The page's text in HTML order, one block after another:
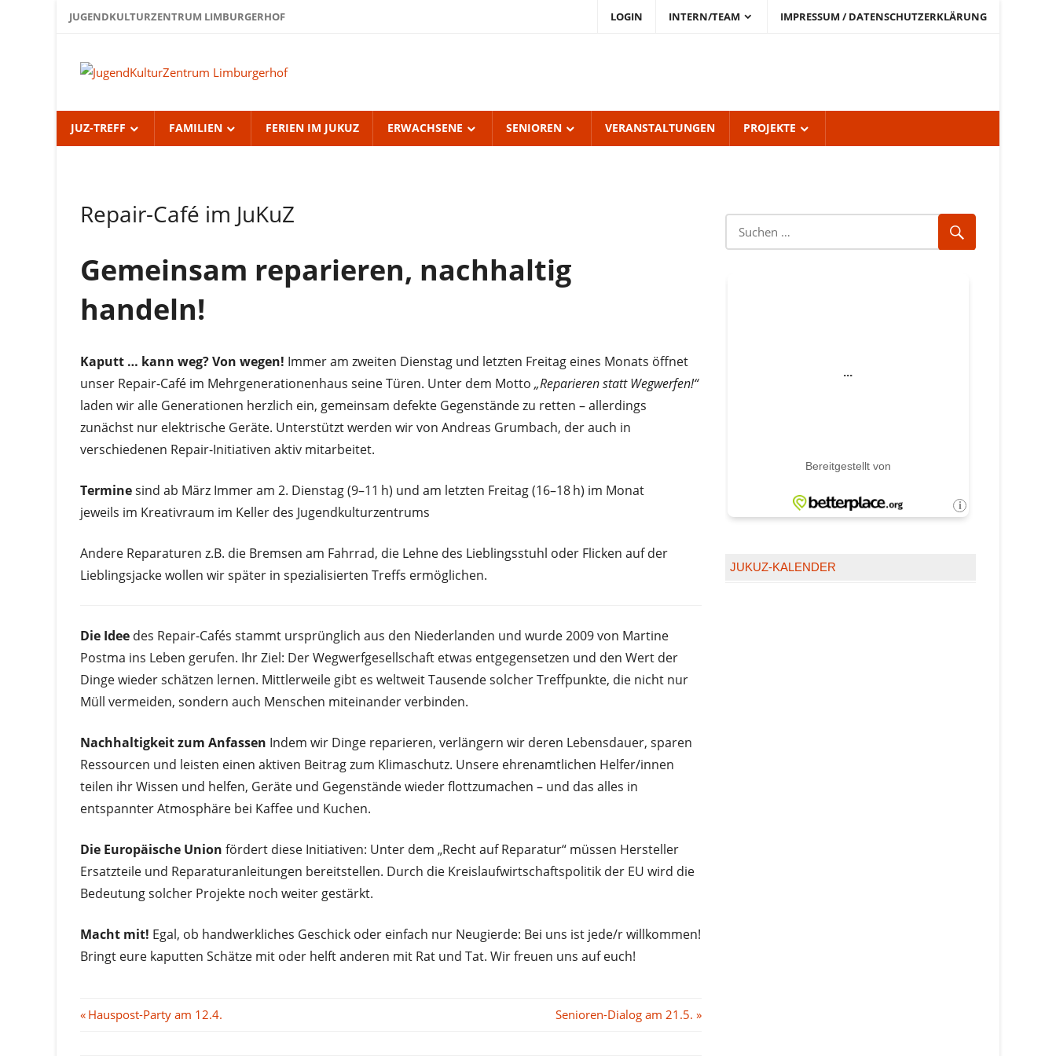
ZumJUGENDKULTURZENTRUM LIMBURGERHOF LOGIN INTERN/TEAM IMPRESSUM / DATENSCHUTZERKLÄRUNG
Limburgerhof
JUZ-TREFF FAMILIEN FERIEN IM JUKUZ ERWACHSENE SENIOREN VERANSTALTUNGEN PROJEKTE
Repair-Café im JuKuZ
Gemeinsam reparieren, nachhaltig
handeln!
Kaputt … kann weg? Von wegen! Immer am zweiten Dienstag und letzten Freitag eines Monats öffnet
unser Repair-Café im Mehrgenerationenhaus seine Türen. Unter dem Motto „Reparieren statt Wegwerfen!“
laden wir alle Generationen herzlich ein, gemeinsam defekte Gegenstände zu retten – allerdings
zunächst nur elektrische Geräte. Unterstützt werden wir von Andreas Grumbach, der auch in
verschiedenen Repair-Initiativen aktiv mitarbeitet.
Terminesind ab März Immer am 2. Dienstag (9–11 h) und am letzten Freitag (16–18 h) im Monat
jeweils im Kreativraum im Keller des Jugendkulturzentrums
Andere Reparaturen z.B. die Bremsen am Fahrrad, die Lehne des Lieblingsstuhl oder Flicken auf der
Lieblingsjacke wollen wir später in spezialisierten Treffs ermöglichen.
Die Idee des Repair-Cafés stammt ursprünglich aus den Niederlanden und wurde 2009 von Martine
Postma ins Leben gerufen. Ihr Ziel: Der Wegwerfgesellschaft etwas entgegensetzen und den Wert der
Dinge wieder schätzen lernen. Mittlerweile gibt es weltweit Tausende solcher Treffpunkte, die nicht nur
Müll vermeiden, sondern auch Menschen miteinander verbinden.
Nachhaltigkeit zum Anfassen Indem wir Dinge reparieren, verlängern wir deren Lebensdauer, sparen
Ressourcen und leisten einen aktiven Beitrag zum Klimaschutz. Unsere ehrenamtlichen Helfer/innen
teilen ihr Wissen und helfen, Geräte und Gegenstände wieder flottzumachen – und das alles in
entspannter Atmosphäre bei Kaffee und Kuchen.
Die Europäische Union fördert diese Initiativen: Unter dem „Recht auf Reparatur“ müssen Hersteller
Ersatzteile und Reparaturanleitungen bereitstellen. Durch die Kreislaufwirtschaftspolitik der EU wird die
Bedeutung solcher Projekte noch weiter gestärkt.
Macht mit! Egal, ob handwerkliches Geschick oder einfach nur Neugierde: Bei uns ist jede/r willkommen!
Bringt eure kaputten Schätze mit oder helft anderen mit Rat und Tat. Wir freuen uns auf euch!
Beitragsnavigation
Vorheriger
Hauspost-Party am 12.4.
Nächster
Senioren-Dialog am 21.5.
JUKUZ-KALENDER